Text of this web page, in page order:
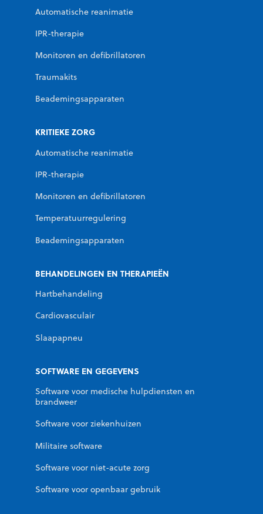
Automatische reanimatie
IPR-therapie
Monitoren en defibrillatoren
Traumakits
Beademingsapparaten
KRITIEKE ZORG
Automatische reanimatie
IPR-therapie
Monitoren en defibrillatoren
Temperatuurregulering
Beademingsapparaten
BEHANDELINGEN EN THERAPIEËN
Hartbehandeling
Cardiovasculair
Slaapapneu
SOFTWARE EN GEGEVENS
Software voor medische hulpdiensten en
brandweer
Software voor ziekenhuizen
Militaire software
Software voor niet-acute zorg
Software voor openbaar gebruik